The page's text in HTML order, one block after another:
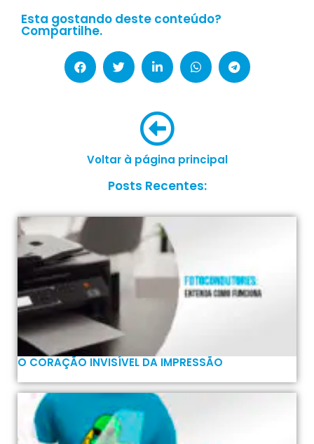
Esta gostando deste conteúdo?
Compartilhe.
Voltar à página principal
Posts Recentes:
O CORAÇÃO INVISÍVEL DA IMPRESSÃO